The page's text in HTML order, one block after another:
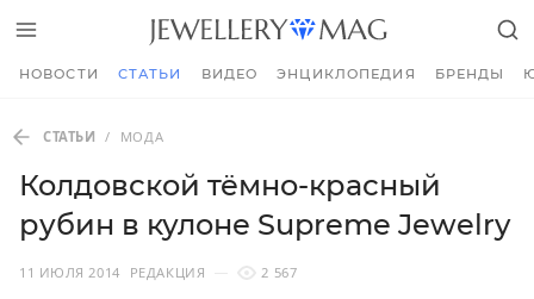
НОВОСТИ СТАТЬИ ВИДЕО ЭНЦИКЛОПЕДИЯ БРЕНДЫ
СТАТЬИ / МОДА
Колдовской тёмно-красный
рубин в кулоне Supreme Jewelry
11 ИЮЛЯ 2014 РЕДАКЦИЯ 2 567